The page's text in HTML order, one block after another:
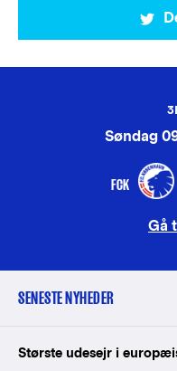
Søndag
FCK
Gå
SENESTE NYHEDER
Største udesejr i